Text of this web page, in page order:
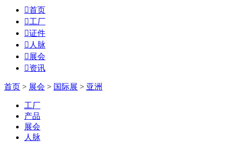
首页
工厂
证件
 人脉
 展会
资讯
首页 > 展会 > 国际展 > 亚洲
工厂
产品
展会
人脉